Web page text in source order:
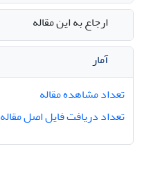
ارجاع به این مقاله
آمار
تعداد مشاهده مقاله
تعداد دریافت فایل اصل مقاله